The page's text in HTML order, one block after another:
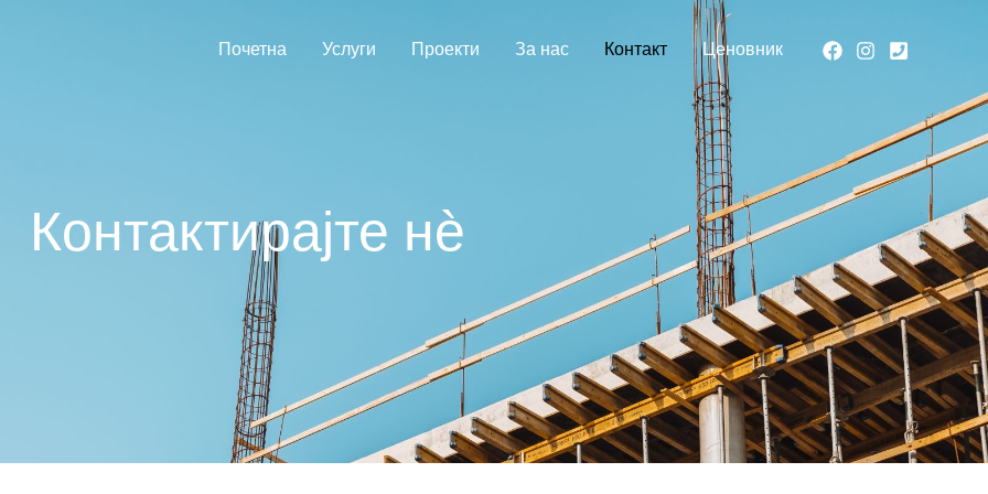
Почетна Услуги Проекти За нас Контакт Ценовник
Контактирајте нѐ